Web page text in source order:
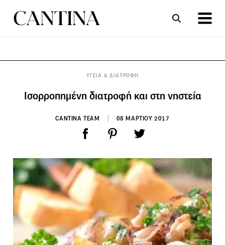
ΥΓΕΙΑ & ΔΙΑΤΡΟΦΗ
Ισορροπημένη διατροφή και στη νηστεία
CANTINA TEAM 08 ΜΑΡΤΙΟΥ 2017